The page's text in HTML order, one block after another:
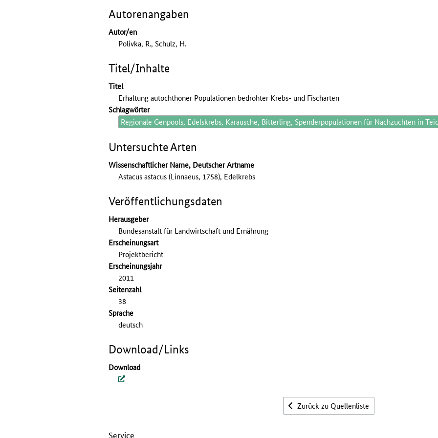
Autorenangaben
Autor/en
Polivka, R., Schulz, H.
Titel/Inhalte
Titel
Erhaltung autochthoner Populationen bedrohter Krebs- und Fischarten
Schlagwörter
Regionale Genpools, Edelskrebs, Karausche, Bitterling, Spenderpopulationen für Nachzuchten in
Untersuchte Arten
Wissenschaftlicher Name, Deutscher Artname
Astacus astacus (Linnaeus, 1758), Edelkrebs
Veröffentlichungsdaten
Herausgeber
Bundesanstalt für Landwirtschaft und Ernährung
Erscheinungsart
Projektbericht
Erscheinungs­jahr
2011
Seitenzahl
38
Sprache
deutsch
Download/Links
Download
Zurück zu Quellenliste
Service